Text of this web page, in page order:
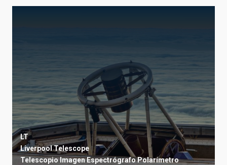
LT
Liverpool Telescope
TelescopioImagenEspectrógrafoPolarímetro